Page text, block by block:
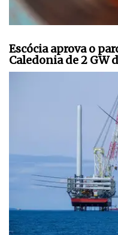
Escócia aprova o
Caledonia de 2 GW